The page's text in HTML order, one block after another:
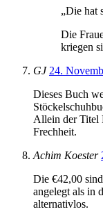
„Die hat
Die
kriegen
GJ 24.
Dieses Buch
Allein der Titel
Frechheit.
Achim Koester
Die €42,00
angelegt als in
alternativlos.